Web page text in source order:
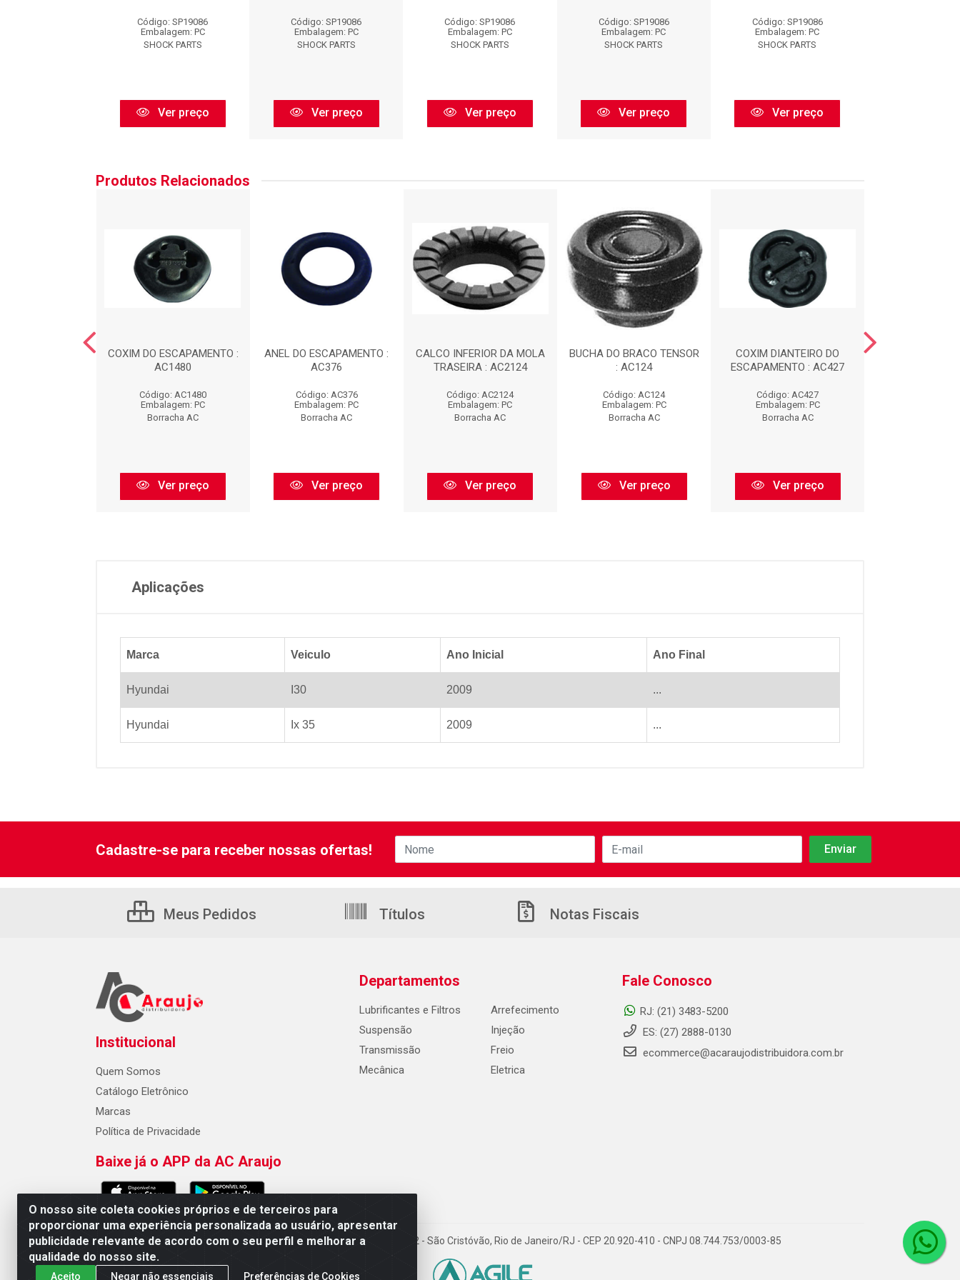
Código: SP19086
Embalagem: PC
SHOCK PARTS
Ver preço
Código: SP19086
Embalagem: PC
SHOCK PARTS
Ver preço
Código: SP19086
Embalagem: PC
SHOCK PARTS
Ver preço
Código: SP19086
Embalagem: PC
SHOCK PARTS
Ver preço
Código: SP19086
Embalagem: PC
SHOCK PARTS
Ver preço
Produtos Relacionados
COXIM DO ESCAPAMENTO :
AC1480
Código: AC1480
Embalagem: PC
Borracha AC
Ver preço
ANEL DO ESCAPAMENTO :
AC376
Código: AC376
Embalagem: PC
Borracha AC
Ver preço
CALCO INFERIOR DA MOLA
TRASEIRA : AC2124
Código: AC2124
Embalagem: PC
Borracha AC
Ver preço
BUCHA DO BRACO TENSOR
: AC124
Código: AC124
Embalagem: PC
Borracha AC
Ver preço
COXIM DIANTEIRO DO
ESCAPAMENTO : AC427
Código: AC427
Embalagem: PC
Borracha AC
Ver preço
Aplicações
Marca Veiculo Ano Inicial Ano Final
Hyundai I30 2009 ...
Hyundai Ix 35 2009 ...
O nosso site coleta cookies próprios e de terceiros para
proporcionar uma experiência personalizada ao usuário, apresentar
publicidade relevante de acordo com o seu perfil e melhorar a
qualidade do nosso site.
Aceito Negar não essenciais Preferências de Cookies
Cadastre-se para receber nossas ofertas!
Meus Pedidos Títulos Notas Fiscais
Institucional
Quem Somos
Catálogo Eletrônico
Marcas
Política de Privacidade
Baixe já o APP da AC Araujo
Departamentos
Lubrificantes e Filtros
Suspensão
Transmissão
Mecânica
Arrefecimento
Injeção
Freio
Eletrica
Fale Conosco
RJ: (21) 3483-5200
ES: (27) 2888-0130
ecommerce@acaraujodistribuidora.com.br
AC Araujo Distribuidora - Rua Carneiro de Campos, 42 - São Cristóvão, Rio de Janeiro/RJ - CEP 20.920-410 - CNPJ 08.744.753/0003-85